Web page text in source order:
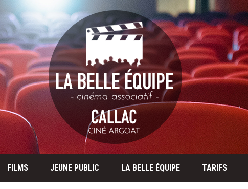
FILMS JEUNE PUBLIC LA BELLE ÉQUIPE TARIFS